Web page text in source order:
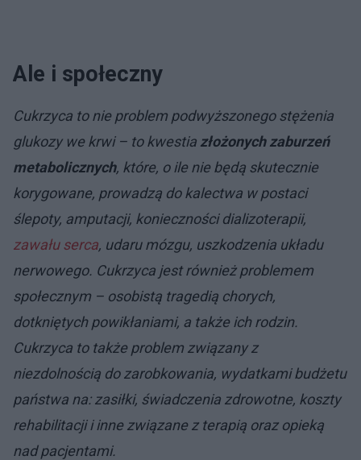
Ale i społeczny
Cukrzyca to nie problem podwyższonego stężenia
glukozy we krwi – to kwestia złożonych zaburzeń
metabolicznych, które, o ile nie będą skutecznie
korygowane, prowadzą do kalectwa w postaci
ślepoty, amputacji, konieczności dializoterapii,
zawałuserca, udaru mózgu, uszkodzenia układu
nerwowego. Cukrzyca jest również problemem
społecznym – osobistą tragedią chorych,
dotkniętych powikłaniami, a także ich rodzin.
Cukrzyca to także problem związany z
niezdolnością do zarobkowania, wydatkami budżetu
państwa na: zasiłki, świadczenia zdrowotne, koszty
rehabilitacji i inne związane z terapią oraz opieką
nad pacjentami.